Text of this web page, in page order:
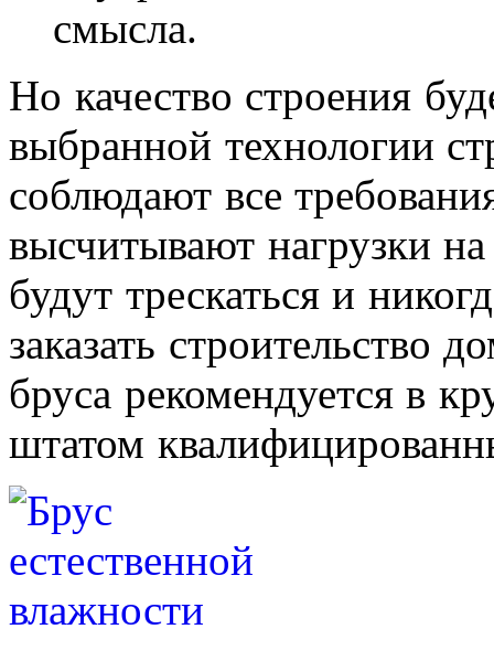
смысла.
Но качество строения
выбранной технологии
соблюдают все
высчитывают нагрузки
будут трескаться и
заказать строительство
бруса рекомендуется в
штатом